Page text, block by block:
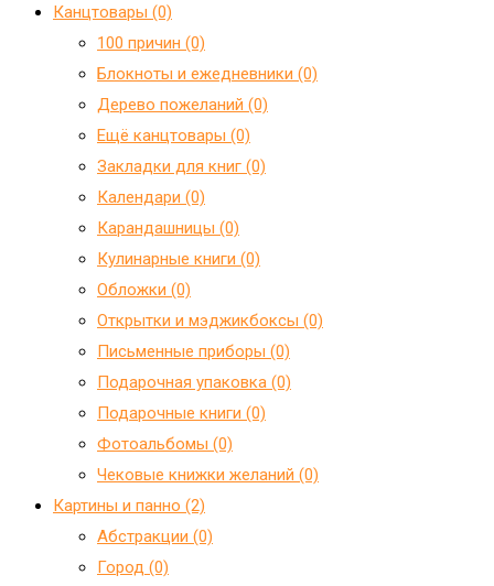
Канцтовары (0)
100 причин (0)
Блокноты и ежедневники (0)
Дерево пожеланий (0)
Ещё канцтовары (0)
Закладки для книг (0)
Календари (0)
Карандашницы (0)
Кулинарные книги (0)
Обложки (0)
Открытки и мэджикбоксы (0)
Письменные приборы (0)
Подарочная упаковка (0)
Подарочные книги (0)
Фотоальбомы (0)
Чековые книжки желаний (0)
Картины и панно (2)
Абстракции (0)
Город (0)